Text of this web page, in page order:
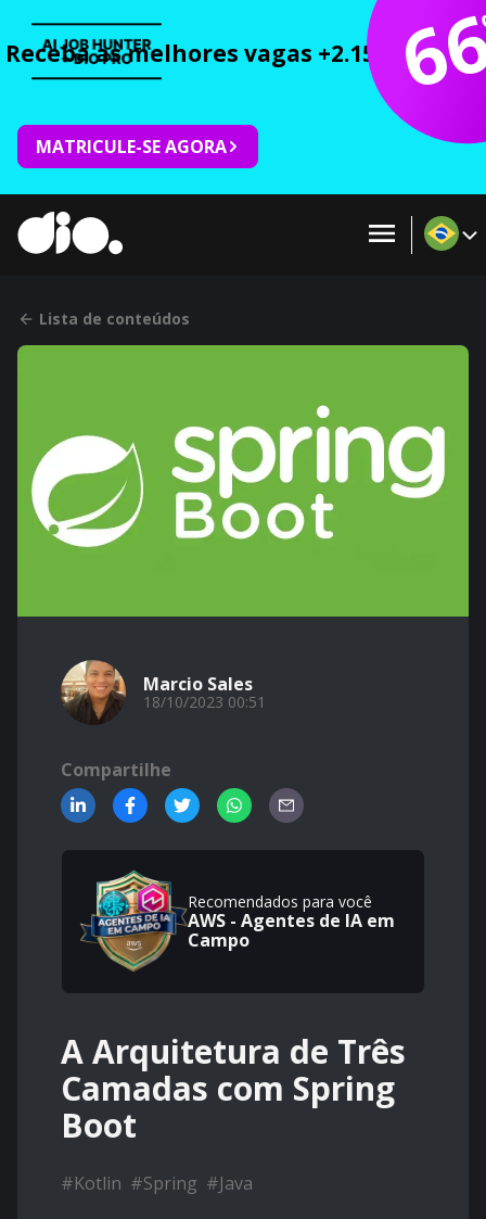
Receba as melhores vagas +2.150 cursos
MATRICULE-SE AGORA
Lista de conteúdos
Marcio Sales
18/10/2023 00:51
Compartilhe
Recomendados para você
AWS - Agentes de IA em
Campo
A Arquitetura de Três
Camadas com Spring
Boot
#Kotlin #Spring #Java